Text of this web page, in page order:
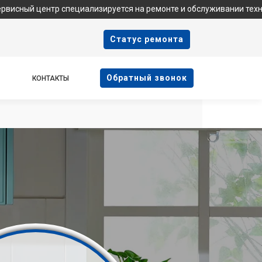
специализируется на ремонте и обслуживании техники
Cтатус ремонта
КОНТАКТЫ Oбратный звонок